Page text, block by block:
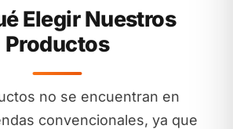
Elegir Nuestros
Productos
no se encuentran en
convencionales, ya que